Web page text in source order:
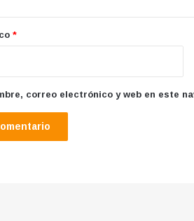
*
correo electrónico y web en este